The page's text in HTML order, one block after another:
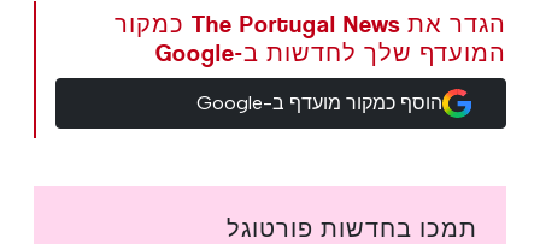
הגדר את The Portugal News כמקור
המועדף שלך לחדשות ב-Google
הוסף כמקור מועדף ב-Google
תמכו בחדשות פורטוגל